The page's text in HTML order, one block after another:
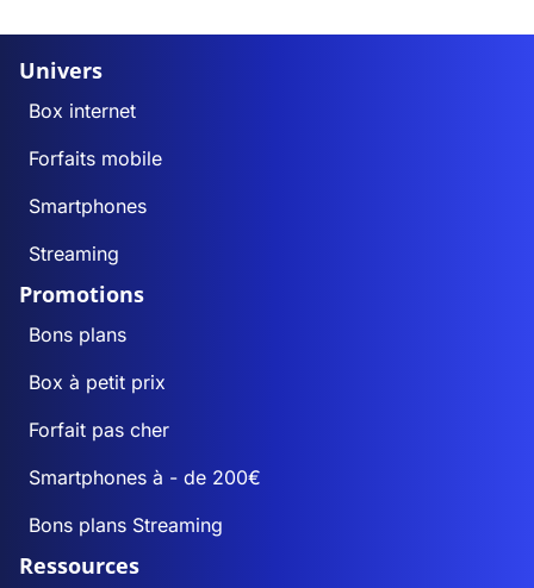
Univers
Box internet
Forfaits mobile
Smartphones
Streaming
Promotions
Bons plans
Box à petit prix
Forfait pas cher
Smartphones à - de 200€
Bons plans Streaming
Ressources